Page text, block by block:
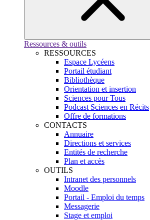
Ressources & outils
RESSOURCES
Espace Lycéens
Portail étudiant
Bibliothèque
Orientation et insertion
Sciences pour Tous
Podcast Sciences en Récits
Offre de formations
CONTACTS
Annuaire
Directions et services
Entités de recherche
Plan et accès
OUTILS
Intranet des personnels
Moodle
Portail - Emploi du temps
Messagerie
Stage et emploi